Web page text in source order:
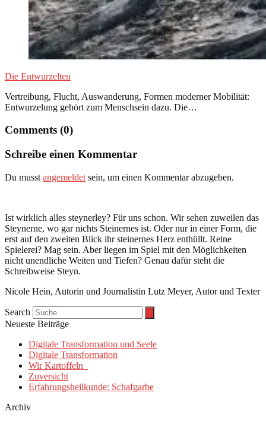
Die Entwurzelten
Vertreibung, Flucht, Auswanderung, Formen moderner Mobilität:
Entwurzelung gehört zum Menschsein dazu. Die…
Comments (0)
Schreibe einen Kommentar
Du musst angemeldet sein, um einen Kommentar abzugeben.
Ist wirklich alles steynerley? Für uns schon. Wir sehen zuweilen das
Steynerne, wo gar nichts Steinernes ist. Oder nur in einer Form, die
erst auf den zweiten Blick ihr steinernes Herz enthüllt. Reine
Spielerei? Mag sein. Aber liegen im Spiel mit den Möglichkeiten
nicht unendliche Weiten und Tiefen? Genau dafür steht die
Schreibweise Steyn.
Nicole Hein, Autorin und Journalistin Lutz Meyer, Autor und Texter
Search
Neueste Beiträge
Digitale Transformation und Seele
Digitale Transformation
Wir Kartoffeln
Zuversicht
Erfahrungsheilkunde: Schafgarbe
Archiv